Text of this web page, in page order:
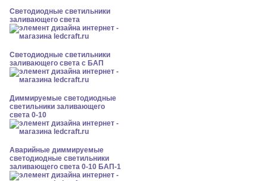
Светодиодные светильники
заливающего света
Светодиодные светильники
заливающего света с БАП
Диммируемые светодиодные
светильники заливающего
света 0-10
Аварийные диммируемые
светодиодные светильники
заливающего света 0-10 БАП-1